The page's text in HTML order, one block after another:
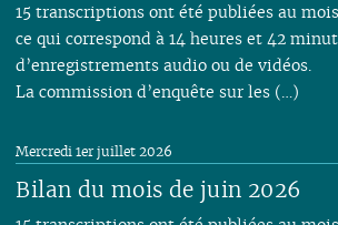
15 transcriptions ont été publiées au
ce qui correspond à 14 heures et 42
d’enregistrements audio ou de vidéos.
La commission d’enquête sur les (…)
Bilan du mois de juin 2026
Mercredi 1er juillet 2026